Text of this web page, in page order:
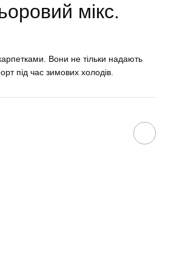
мікс.
Вони не тільки надають
під час зимових холодів.